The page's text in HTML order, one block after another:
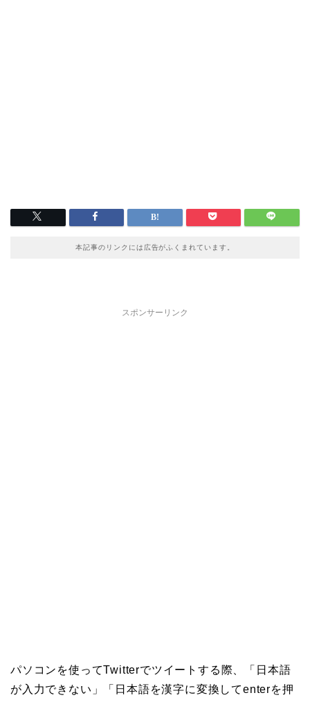
本記事のリンクには広告がふくまれています。
スポンサーリンク
パソコンを使ってTwitterでツイートする際、「日本語
が入力できない」「日本語を漢字に変換してenterを押